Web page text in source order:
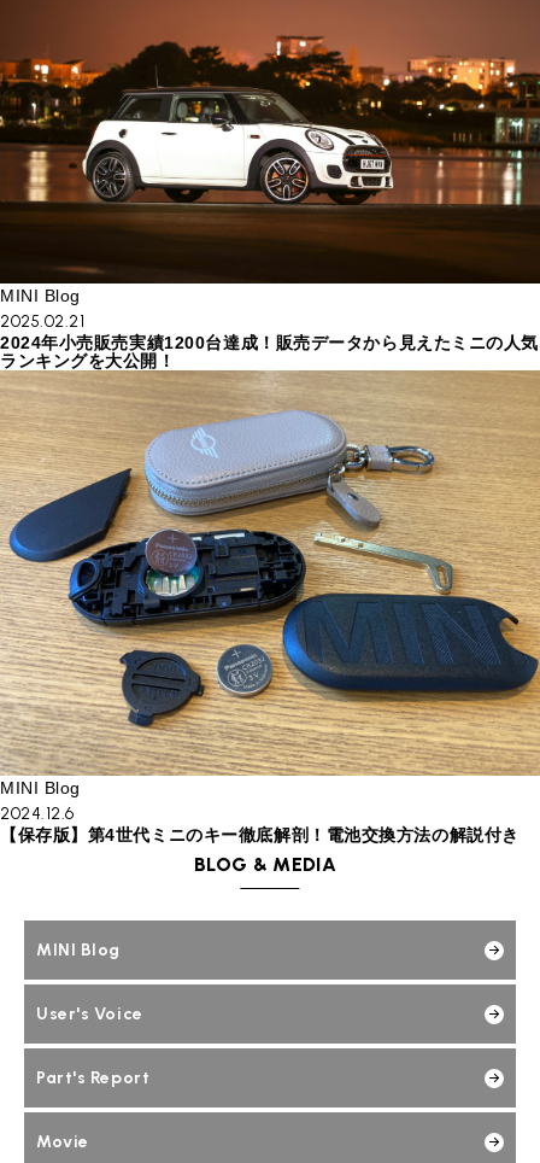
MINI Blog
2025.02.21
2024年小売販売実績1200台達成！販売データから見えたミニの人気
ランキングを大公開！
MINI Blog
2024.12.6
【保存版】第4世代ミニのキー徹底解剖！電池交換方法の解説付き
BLOG & MEDIA
MINI Blog
User's Voice
Part's Report
Movie